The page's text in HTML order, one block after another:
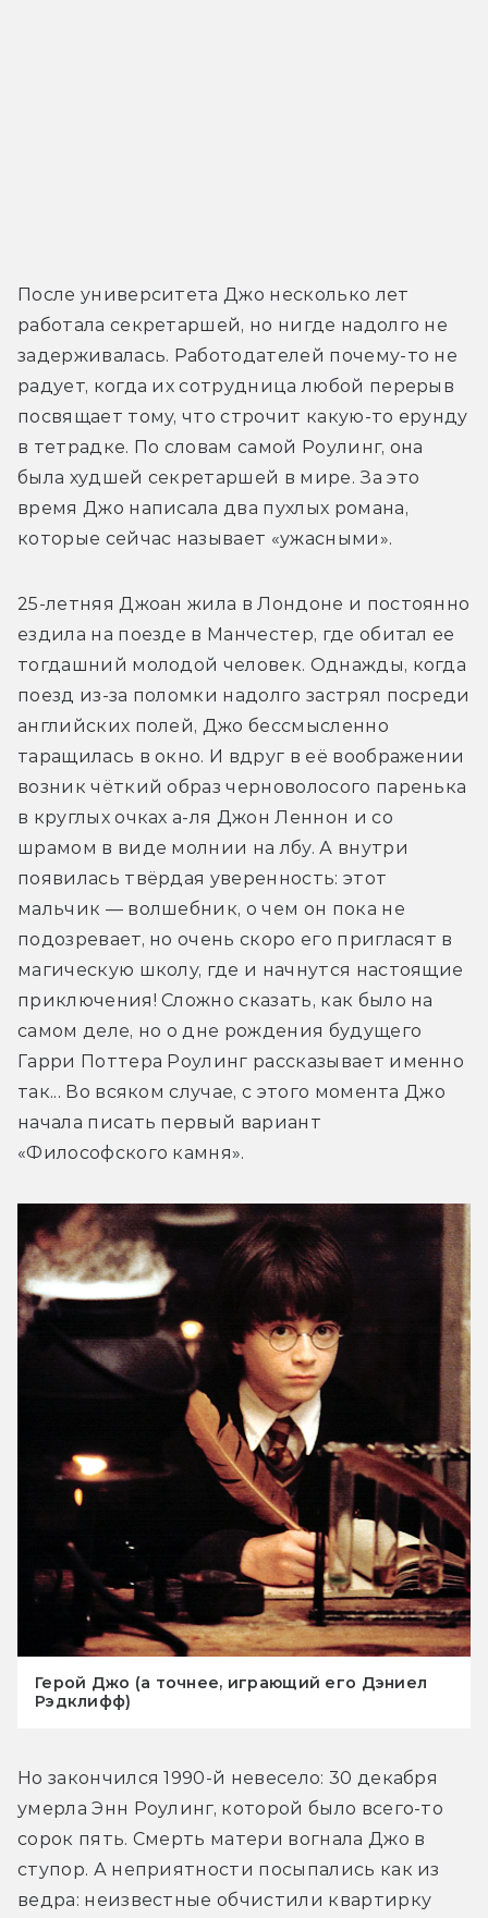
После университета Джо несколько лет
работала секретаршей, но нигде надолго не
задерживалась. Работодателей почему-то не
радует, когда их сотрудница любой перерыв
посвящает тому, что строчит какую-то ерунду
в тетрадке. По словам самой Роулинг, она
была худшей секретаршей в мире. За это
время Джо написала два пухлых романа,
которые сейчас называет «ужасными».
25-летняя Джоан жила в Лондоне и постоянно
ездила на поезде в Манчестер, где обитал ее
тогдашний молодой человек. Однажды, когда
поезд из-за поломки надолго застрял посреди
английских полей, Джо бессмысленно
таращилась в окно. И вдруг в её воображении
возник чёткий образ черноволосого паренька
в круглых очках а-ля Джон Леннон и со
шрамом в виде молнии на лбу. А внутри
появилась твёрдая уверенность: этот
мальчик — волшебник, о чем он пока не
подозревает, но очень скоро его пригласят в
магическую школу, где и начнутся настоящие
приключения! Сложно сказать, как было на
самом деле, но о дне рождения будущего
Гарри Поттера Роулинг рассказывает именно
так... Во всяком случае, с этого момента Джо
начала писать первый вариант
«Философского камня».
Герой Джо (а точнее, играющий его Дэниел
Рэдклифф)
Но закончился 1990-й невесело: 30 декабря
умерла Энн Роулинг, которой было всего-то
сорок пять. Смерть матери вогнала Джо в
ступор. А неприятности посыпались как из
ведра: неизвестные обчистили квартирку